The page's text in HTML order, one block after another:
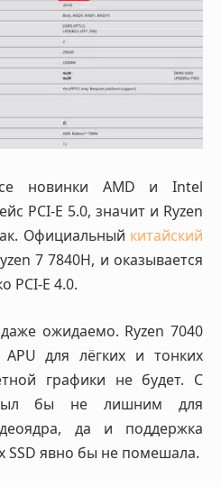
новинки AMD и Intel
PCI-E 5.0, значит и Ryzen
Официальный китайский
7 7840H, и оказывается
PCI-E 4.0.
ожидаемо. Ryzen 7040
для лёгких и тонких
графики не будет. С
бы не лишним для
да и поддержка
SSD явно бы не помешала.